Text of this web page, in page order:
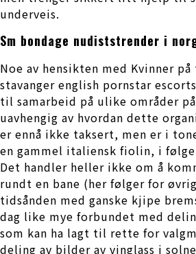
underveis.
Sm bondage nudiststrender i
Noe av hensikten med Kvinner
stavanger english pornstar
til samarbeid på ulike områder
uavhengig av hvordan dette
er ennå ikke taksert, men er i
en gammel italiensk fiolin, i følge
Det handler heller ikke om å
rundt en bane (her følger for
tidsånden med ganske kjipe
dag like mye forbundet med
som kan ha lagt til rette for
deling av bilder av vinglass i